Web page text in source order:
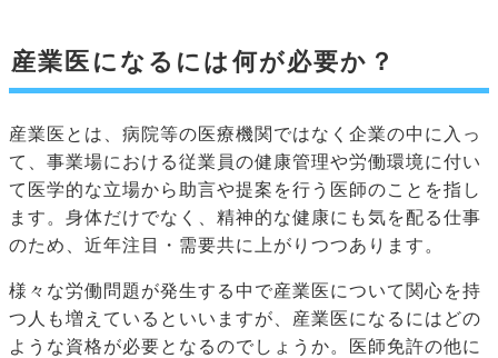
産業医になるには何が必要か？
産業医とは、病院等の医療機関ではなく企業の中に入っ
て、事業場における従業員の健康管理や労働環境に付い
て医学的な立場から助言や提案を行う医師のことを指し
ます。身体だけでなく、精神的な健康にも気を配る仕事
のため、近年注目・需要共に上がりつつあります。
様々な労働問題が発生する中で産業医について関心を持
つ人も増えているといいますが、産業医になるにはどの
ような資格が必要となるのでしょうか。医師免許の他に